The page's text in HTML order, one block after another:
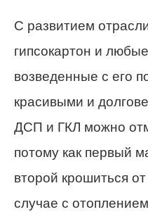
С развитием
гипсокартон и
возведенные с его
красивыми и
ДСП и ГКЛ можно
потому как первый
второй крошиться
случае с